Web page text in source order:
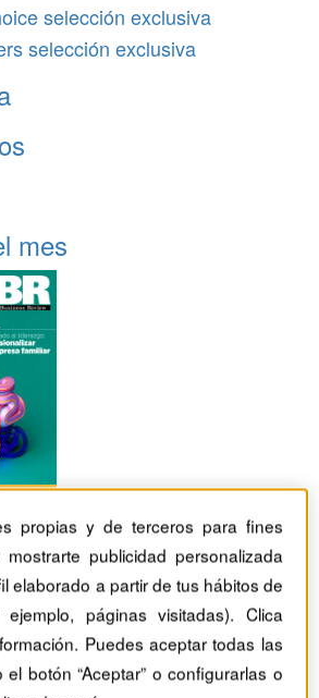
selección exclusiva
selección exclusiva
mes
propias y de terceros para fines
publicidad personalizada
elaborado a partir de tus hábitos de
páginas visitadas). Clica
Puedes aceptar todas las
botón “Aceptar” o configurarlas o